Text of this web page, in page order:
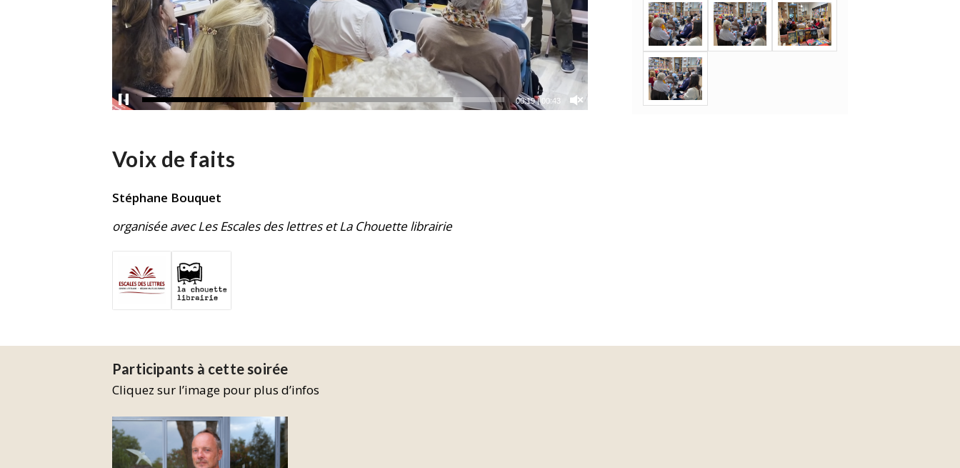
00:19| 00:43
Voix de faits
Stéphane Bouquet
organisée avec Les Escales des lettres et La Chouette librairie
Participants à cette soirée
Cliquez sur l’image pour plus d’infos